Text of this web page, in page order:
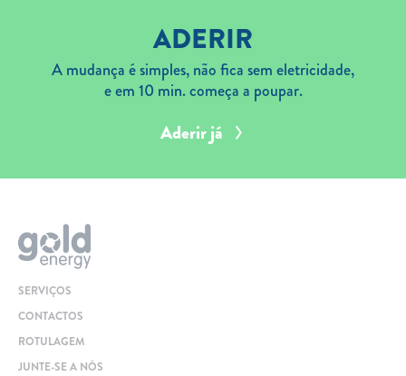
ADERIR
A mudança é simples, não fica sem eletricidade,
e em 10 min. começa a poupar.
Aderir já
SERVIÇOS
CONTACTOS
ROTULAGEM
JUNTE-SE A NÓS